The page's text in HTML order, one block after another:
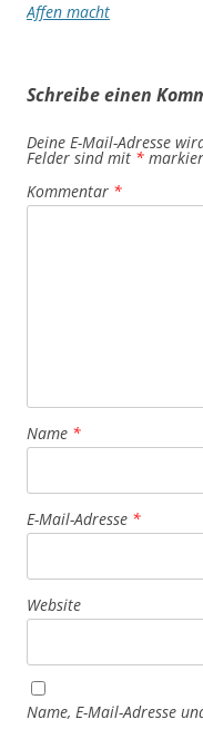
Affen macht
Schreibe einen
Deine E-Mail-Adresse
Felder sind mit *
Kommentar *
Name *
E-Mail-Adresse *
Website
Name, E-Mail-Adresse